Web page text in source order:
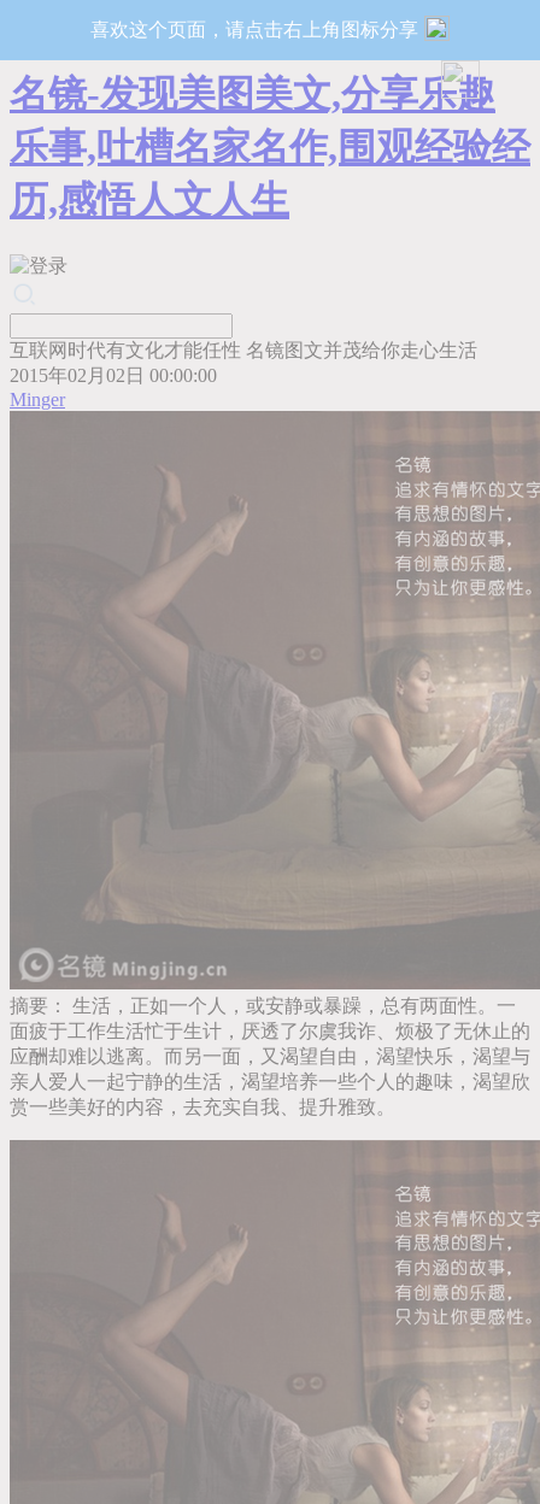
名镜-发现美图美文,分享乐趣
乐事,吐槽名家名作,围观经验经
历,感悟人文人生
互联网时代有文化才能任性 名镜图文并茂给你走心生活
2015年02月02日 00:00:00
Minger
摘要：
生活，正如一个人，或安静或暴躁，总有两面性。一
面疲于工作生活忙于生计，厌透了尔虞我诈、烦极了无休止的
应酬却难以逃离。而另一面，又渴望自由，渴望快乐，渴望与
亲人爱人一起宁静的生活，渴望培养一些个人的趣味，渴望欣
赏一些美好的内容，去充实自我、提升雅致。
喜欢这个页面，请点击右上角图标分享